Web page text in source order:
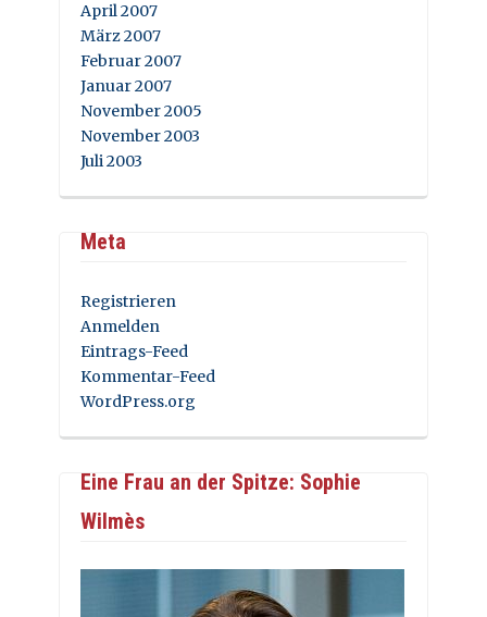
April 2007
März 2007
Februar 2007
Januar 2007
November 2005
November 2003
Juli 2003
Meta
Registrieren
Anmelden
Eintrags-Feed
Kommentar-Feed
WordPress.org
Eine Frau an der Spitze: Sophie
Wilmès